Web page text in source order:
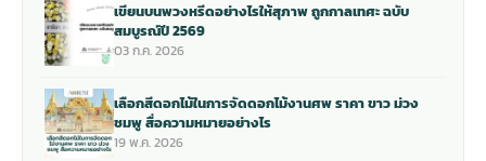
เขียนบนพวงหรีดอย่างไรให้สุภาพ ถูกกาลเทศะ ฉบับ
สมบูรณ์ปี 2569
03 ก.ค. 2026
เลือกสีดอกไม้ในการจัดดอกไม้งานศพ ราคา ขาว ม่วง
ชมพู สื่อความหมายอย่างไร
19 พ.ค. 2026